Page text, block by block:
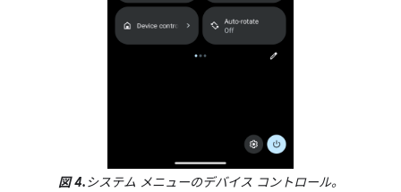
図 4.システム メニューのデバイス コントロール。